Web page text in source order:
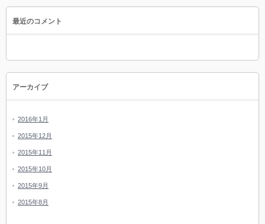
最近のコメント
アーカイブ
2016年1月
2015年12月
2015年11月
2015年10月
2015年9月
2015年8月